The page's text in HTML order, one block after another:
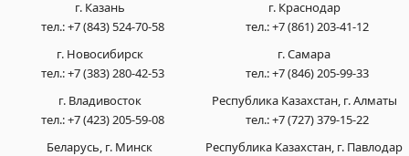
г. Казань
тел.:+7 (843) 524-70-58
г. Новосибирск
тел.:+7 (383) 280-42-53
г. Краснодар
тел.:+7 (861) 203-41-12
г. Самара
тел.:+7 (846) 205-99-33
г. Владивосток
тел.:+7 (423) 205-59-08
Беларусь, г. Минск
Республика Казахстан, г. Алматы
тел.:+7 (727) 379-15-22
Республика Казахстан, г. Павлодар